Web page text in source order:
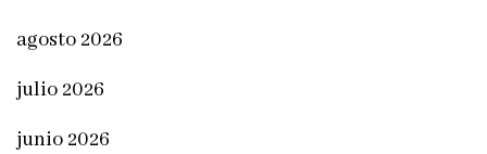
agosto 2026
julio 2026
junio 2026